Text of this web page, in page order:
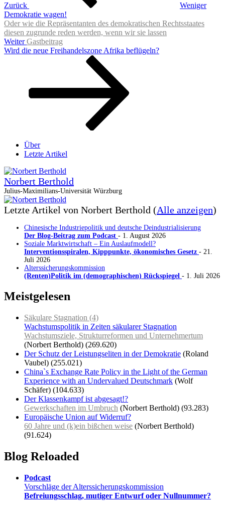
Zurück
Weniger
Demokratie wagen!
Oder wie die Repräsentanten des demokratischen Rechtsstaates
diesen zugrunde reden werden, wenn wir sie lassen
Nächster
Beitrag
Weiter Gastbeitrag
Wird die neue Freihandelszone Afrika beflügeln?
Über
Letzte Artikel
Norbert Berthold
Julius-Maximilians-Universität Würzburg
Letzte Artikel von Norbert Berthold (Alle anzeigen)
Chinesische Industriepolitik und deutsche Deindustrialisierung
Der Blog-Beitrag zum Podcast - 1. August 2026
Soziale Marktwirtschaft – Ein Auslaufmodell?
Interventionsspiralen, Kipppunkte, ökonomisches Gesetz - 21.
Juli 2026
Alterssicherungskommission
(Renten)Politik im (demographischen) Rückspiegel - 1. Juli 2026
Meistgelesen
Säkulare Stagnation (4)
Wachstumspolitik in Zeiten säkularer Stagnation
Wachstumsziele, Strukturreformen und Unternehmertum
(Norbert Berthold) (269.620)
Der Schutz der Leistungseliten in der Demokratie (Roland
Vaubel) (255.021)
China`s Exchange Rate Policy in the Light of the German
Experience with an Undervalued Deutschmark (Wolf
Schäfer) (104.633)
Der Klassenkampf ist abgesagt!?
Gewerkschaften im Umbruch (Norbert Berthold) (93.283)
Europäische Union auf Widerruf?
60 Jahre und (k)ein bißchen weise (Norbert Berthold)
(91.624)
Blog Reloaded
Podcast
Vorschläge der Alterssicherungskommission
Befreiungsschlag, mutiger Entwurf oder Nullnummer?